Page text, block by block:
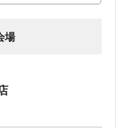
場